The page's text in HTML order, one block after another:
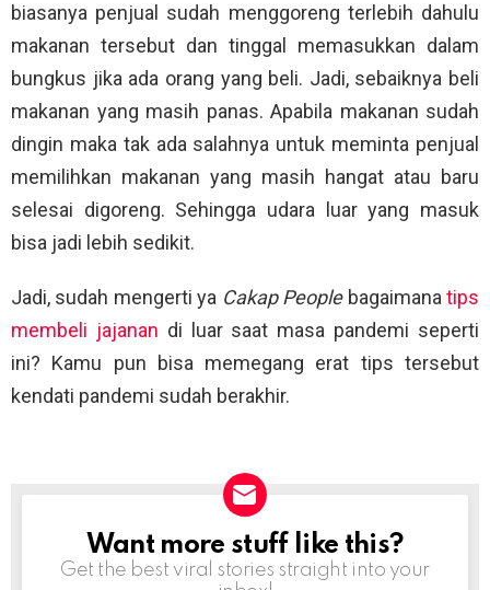
biasanya penjual sudah menggoreng terlebih dahulu
makanan tersebut dan tinggal memasukkan dalam
bungkus jika ada orang yang beli. Jadi, sebaiknya beli
makanan yang masih panas. Apabila makanan sudah
dingin maka tak ada salahnya untuk meminta penjual
memilihkan makanan yang masih hangat atau baru
selesai digoreng. Sehingga udara luar yang masuk
bisa jadi lebih sedikit.
Jadi, sudah mengerti ya Cakap People bagaimanatips
membeli jajanan di luar saat masa pandemi seperti
ini? Kamu pun bisa memegang erat tips tersebut
kendati pandemi sudah berakhir.
NEWSLETTER
Want more stuff like this?
Get the best viral stories straight into your